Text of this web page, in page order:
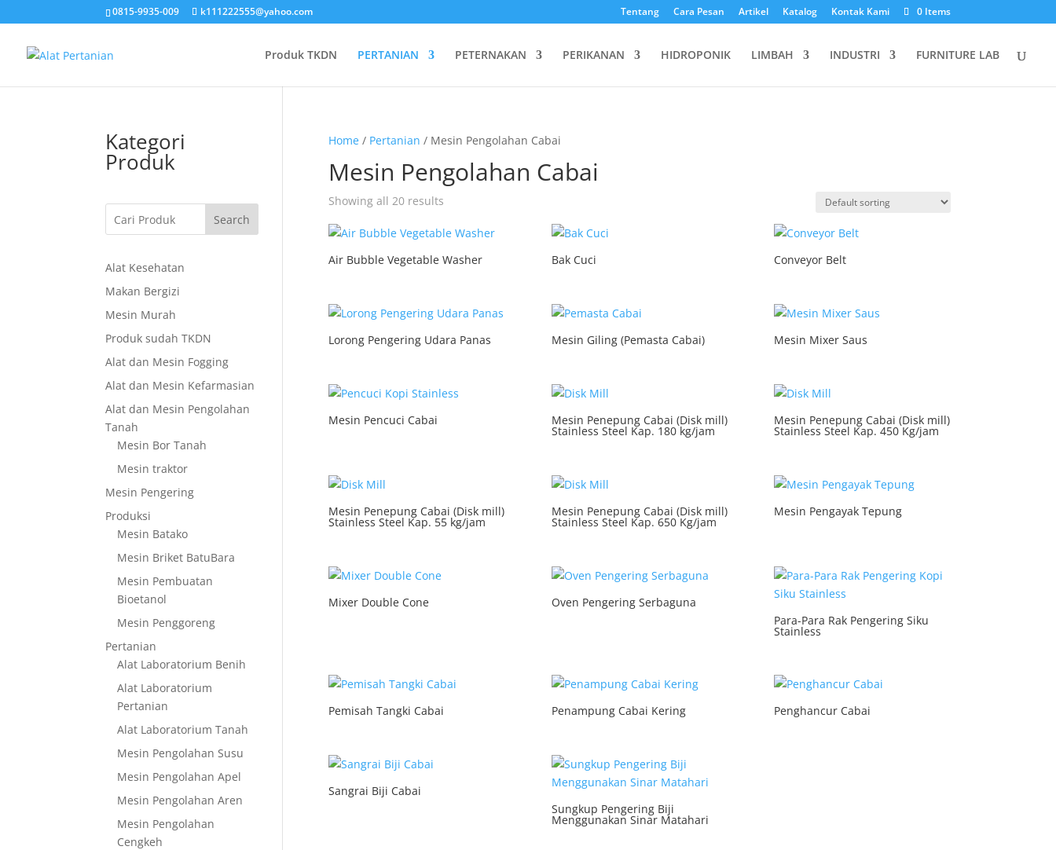
0815-9935-009 k111222555@yahoo.com Tentang Cara Pesan Artikel Katalog Kontak Kami 0 Items
Produk TKDN PERTANIAN PETERNAKAN PERIKANAN HIDROPONIK LIMBAH INDUSTRI FURNITURE LAB
Home/ Pertanian / Mesin Pengolahan Cabai
Mesin Pengolahan Cabai
Showing all 20 results
Air Bubble Vegetable Washer Bak Cuci Conveyor Belt
Lorong Pengering Udara Panas Mesin Giling (Pemasta Cabai) Mesin Mixer Saus
Mesin Pencuci Cabai Mesin Penepung Cabai (Disk mill)
Stainless Steel Kap. 180 kg/jam
Mesin Penepung Cabai (Disk mill)
Stainless Steel Kap. 450 Kg/jam
Mesin Penepung Cabai (Disk mill)
Stainless Steel Kap. 55 kg/jam
Mesin Penepung Cabai (Disk mill)
Stainless Steel Kap. 650 Kg/jam
Mesin Pengayak Tepung
Mixer Double Cone
Oven Pengering Serbaguna
Para-Para Rak Pengering Siku
Stainless
Pemisah Tangki Cabai Penampung Cabai Kering Penghancur Cabai
Sangrai Biji Cabai
Sungkup Pengering Biji
Menggunakan Sinar Matahari
Kategori
Produk
Search
Alat Kesehatan
Makan Bergizi
Mesin Murah
Produk sudah TKDN
Alat dan Mesin Fogging
Alat dan Mesin Kefarmasian
Alat dan Mesin Pengolahan
Tanah
Mesin Bor Tanah
Mesin traktor
Mesin Pengering
Produksi
Mesin Batako
Mesin Briket BatuBara
Mesin Pembuatan
Bioetanol
Mesin Penggoreng
Pertanian
Alat Laboratorium Benih
Alat Laboratorium
Pertanian
Alat Laboratorium Tanah
Mesin Pengolahan Susu
Mesin Pengolahan Apel
Mesin Pengolahan Aren
Mesin Pengolahan
Cengkeh